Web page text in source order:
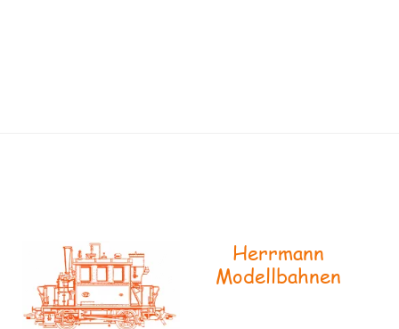
Herrmann
Modellbahnen